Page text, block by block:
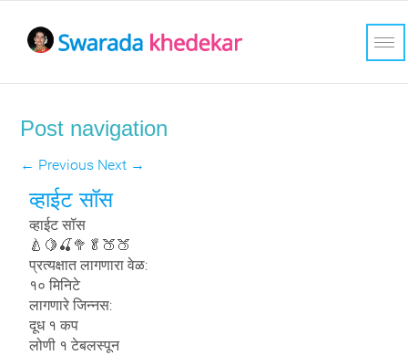
Post navigation
← Previous Next →
व्हाईट सॉस
व्हाईट सॉस
🍐🍋🍒🥦🥬🍑🍑
प्रत्यक्षात लागणारा वेळ:
१० मिनिटे
लागणारे जिन्नस:
दूध १ कप
लोणी १ टेबलस्पून